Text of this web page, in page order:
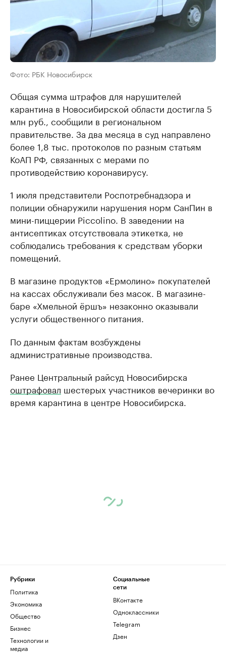
Фото: РБК Новосибирск
Общая сумма штрафов для нарушителей
карантина в Новосибирской области достигла 5
млн руб., сообщили в региональном
правительстве. За два месяца в суд направлено
более 1,8 тыс. протоколов по разным статьям
КоАП РФ, связанных с мерами по
противодействию коронавирусу.
1 июля представители Роспотребнадзора и
полиции обнаружили нарушения норм СанПин в
мини-пиццерии Piccolino. В заведении на
антисептиках отсутствовала этикетка, не
соблюдались требования к средствам уборки
помещений.
В магазине продуктов «Ермолино» покупателей
на кассах обслуживали без масок. В магазине-
баре «Хмельной ёршъ» незаконно оказывали
услуги общественного питания.
По данным фактам возбуждены
административные производства.
Ранее Центральный райсуд Новосибирска
оштрафовал шестерых участников вечеринки во
время карантина в центре Новосибирска.
Рубрики
Политика
Экономика
Общество
Бизнес
Технологии и
медиа
Социальные
сети
ВКонтакте
Одноклассники
Telegram
Дзен